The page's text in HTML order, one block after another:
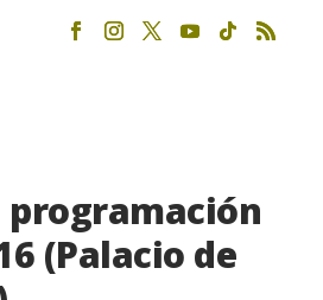
programación
(Palacio de